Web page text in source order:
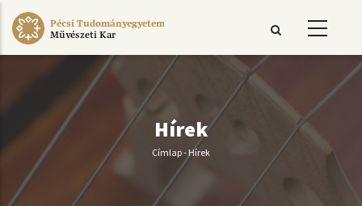
Ugrás
Pécsi Tudományegyetem
Művészeti Kar
Hírek
Morzsa
Címlap-Hírek